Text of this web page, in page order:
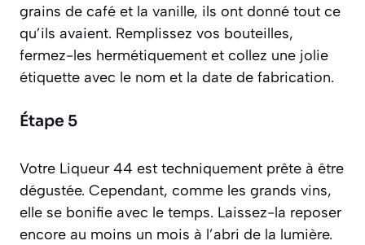
grains de café et la vanille, ils ont donné tout ce
qu’ils avaient. Remplissez vos bouteilles,
fermez-les hermétiquement et collez une jolie
étiquette avec le nom et la date de fabrication.
Étape 5
Votre Liqueur 44 est techniquement prête à être
dégustée. Cependant, comme les grands vins,
elle se bonifie avec le temps. Laissez-la reposer
encore au moins un mois à l’abri de la lumière.